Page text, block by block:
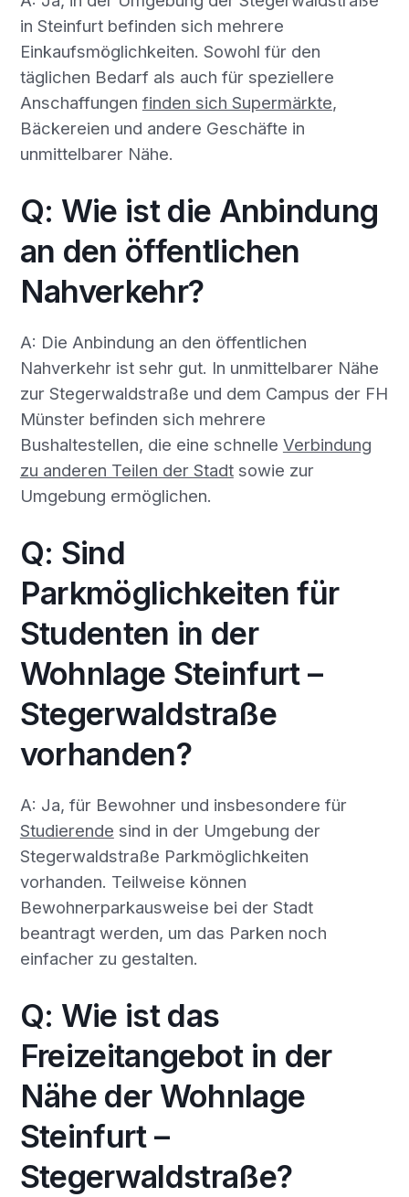
in Steinfurt befinden sich mehrere
Einkaufsmöglichkeiten. Sowohl für den
täglichen Bedarf als auch für speziellere
Anschaffungen finden sich Supermärkte,
Bäckereien und andere Geschäfte in
unmittelbarer Nähe.
Q: Wie ist die Anbindung
an den öffentlichen
Nahverkehr?
A: Die Anbindung an den öffentlichen
Nahverkehr ist sehr gut. In unmittelbarer Nähe
zur Stegerwaldstraße und dem Campus der FH
Münster befinden sich mehrere
Bushaltestellen, die eine schnelle Verbindung
zu anderen Teilen der Stadtsowie zur
Umgebung ermöglichen.
Q: Sind
Parkmöglichkeiten für
Studenten in der
Wohnlage Steinfurt –
Stegerwaldstraße
vorhanden?
A: Ja, für Bewohner und insbesondere für
Studierende sind in der Umgebung der
Stegerwaldstraße Parkmöglichkeiten
vorhanden. Teilweise können
Bewohnerparkausweise bei der Stadt
beantragt werden, um das Parken noch
einfacher zu gestalten.
Q: Wie ist das
Freizeitangebot in der
Nähe der Wohnlage
Steinfurt –
Stegerwaldstraße?